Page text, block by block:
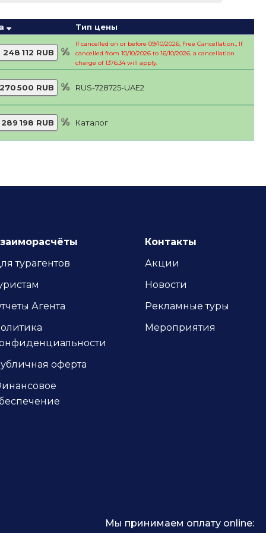
Тип цены
248 112 RUB
If cancelled on or before 09/10/2026, Free Cancellation., If
cancelled from 10/10/2026 to 16/10/2026, a cancellation
charge of 1376.34 will apply.
270 500 RUB RUS-728725-UAE2
289 198 RUB Каталог
турагентов
Агента
оферта
Контакты
Акции
Новости
Рекламные туры
Мероприятия
Мы принимаем оплату online: